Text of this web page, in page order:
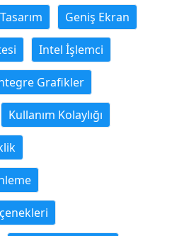
Geniş Ekran
Intel İşlemci
Grafikler
Kullanım Kolaylığı